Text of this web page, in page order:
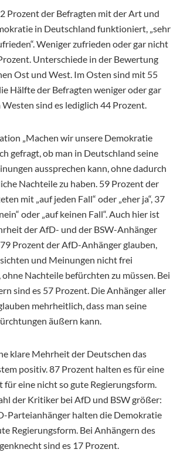
Prozent der Befragten mit der Art und
in Deutschland funktioniert, „sehr
Weniger zufrieden oder gar nicht
Unterschiede in der Bewertung
Ost und West. Im Osten sind mit 55
Hälfte der Befragten weniger oder gar
sind es lediglich 44 Prozent.
„Machen wir unsere Demokratie
gefragt, ob man in Deutschland seine
aussprechen kann, ohne dadurch
Nachteile zu haben. 59 Prozent der
mit „auf jeden Fall“ oder „eher ja“, 37
oder „auf keinen Fall“. Auch hier ist
der AfD- und der BSW-Anhänger
Prozent der AfD-Anhänger glauben,
und Meinungen nicht frei
Nachteile befürchten zu müssen. Bei
sind es 57 Prozent. Die Anhänger aller
mehrheitlich, dass man seine
äußern kann.
klare Mehrheit der Deutschen das
positiv. 87 Prozent halten es für eine
für eine nicht so gute Regierungsform.
der Kritiker bei AfD und BSW größer:
Parteianhänger halten die Demokratie
Regierungsform. Bei Anhängern des
sind es 17 Prozent.